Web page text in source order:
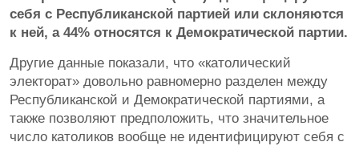
себя с Республиканской партией или склоняются
к ней, а 44% относятся к Демократической партии.
Другие данные показали, что «католический
электорат» довольно равномерно разделен между
Республиканской и Демократической партиями, а
также позволяют предположить, что значительное
число католиков вообще не идентифицируют себя с